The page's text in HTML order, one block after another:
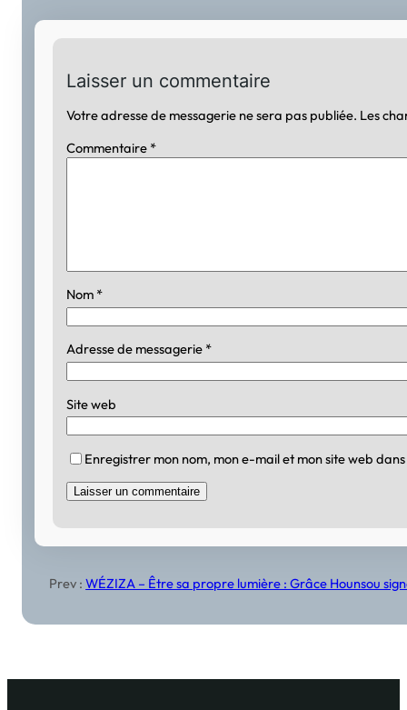
Laisser un commentaire
Votre adresse de messagerie ne sera pas publiée. Les
Commentaire *
Nom *
Adresse de messagerie *
Site web
Enregistrer mon nom, mon e-mail et mon site web
Prev :WÉZIZA – Être sa propre lumière : Grâce Hounsou